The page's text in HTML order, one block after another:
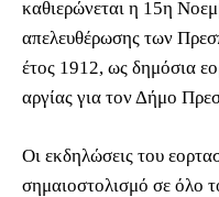
καθιερώνεται η 15η
απελευθέρωσης των
έτος 1912, ως δημόσια
αργίας για τον Δήμο
Οι εκδηλώσεις του
σημαιοστολισμό σε όλο